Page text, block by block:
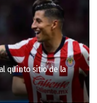
quinto sitio de la